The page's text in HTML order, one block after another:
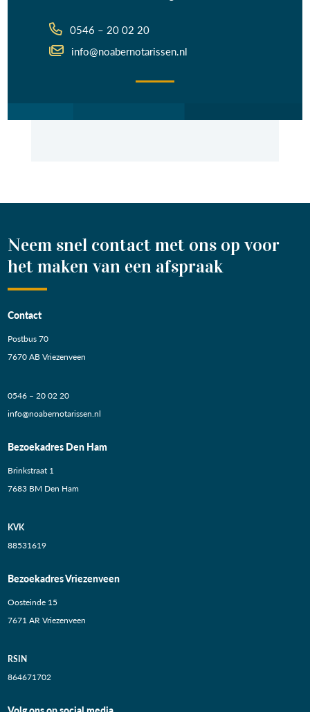
0546 – 20 02 20
info@noabernotarissen.nl
Neem snel contact met ons op voor
het maken van een afspraak
Contact
Postbus 70
7670 AB Vriezenveen
0546 – 20 02 20
info@noabernotarissen.nl
Bezoekadres Den Ham
Brinkstraat 1
7683 BM Den Ham
KVK
88531619
Bezoekadres Vriezenveen
Oosteinde 15
7671 AR Vriezenveen
RSIN
864671702